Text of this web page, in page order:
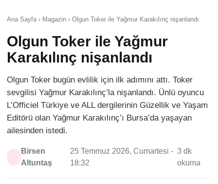
Ana Sayfa › Magazin › Olgun Toker ile Yağmur Karakılınç nişanlandı
Olgun Toker ile Yağmur
Karakılınç nişanlandı
Olgun Toker bugün evlilik için ilk adımını attı. Toker
sevgilisi Yağmur Karakılınç’la nişanlandı. Ünlü oyuncu
L’Officiel Türkiye ve ALL dergilerinin Güzellik ve Yaşam
Editörü olan Yağmur Karakılınç’ı Bursa’da yaşayan
ailesinden istedi.
Birsen
Altuntaş
25 Temmuz 2026, Cumartesi -
18:32
3 dk
okuma